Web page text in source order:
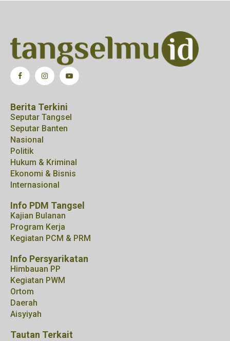
Berita Terkini
Seputar Tangsel
Seputar Banten
Nasional
Politik
Hukum & Kriminal
Ekonomi & Bisnis
Internasional
Info PDM Tangsel
Kajian Bulanan
Program Kerja
Kegiatan PCM & PRM
Info Persyarikatan
Himbauan PP
Kegiatan PWM
Ortom
Daerah
Aisyiyah
Tautan Terkait